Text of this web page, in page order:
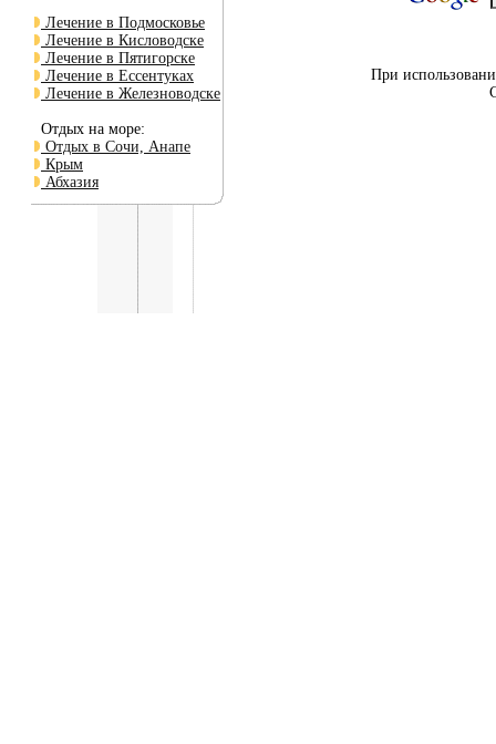
Лечение в Подмосковье
Лечение в Кисловодске
Лечение в Пятигорске
Лечение в Ессентуках
Лечение в Железноводске
Отдых на море:
Отдых в Сочи, Анапе
Крым
Абхазия
При